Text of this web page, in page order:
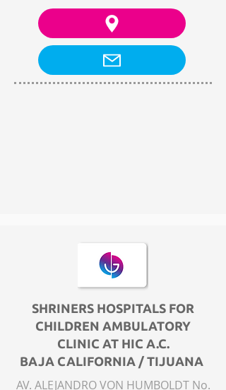
SHRINERS HOSPITALS FOR
CHILDREN AMBULATORY
CLINIC AT HIC A.C.
BAJA CALIFORNIA / TIJUANA
AV. ALEJANDRO VON HUMBOLDT No.